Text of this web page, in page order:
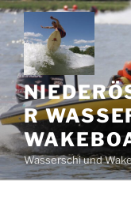
Skip
to
content
R
Wasserschi und